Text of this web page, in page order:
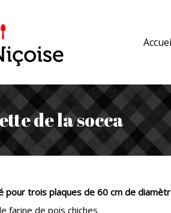
de la socca
pour trois plaques de 60 cm de
farine de pois chiches